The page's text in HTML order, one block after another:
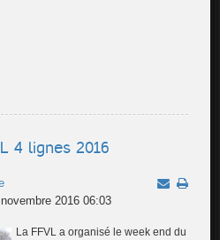
4 lignes 2016
2016 06:03
La FFVL a organisé le week end du